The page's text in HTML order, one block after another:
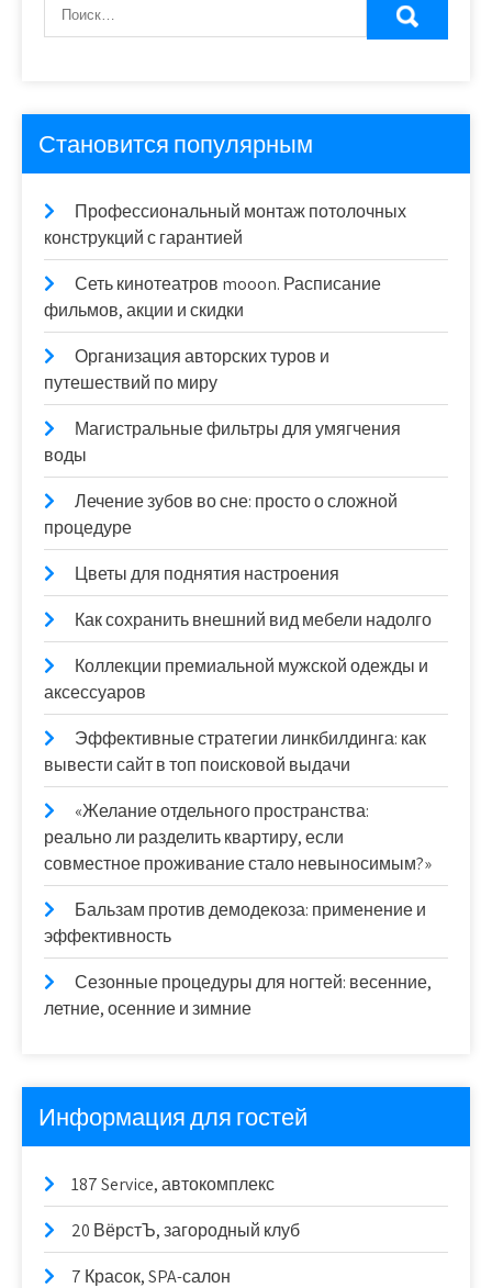
Становится популярным
Профессиональный монтаж потолочных
конструкций с гарантией
Сеть кинотеатров mooon. Расписание
фильмов, акции и скидки
Организация авторских туров и
путешествий по миру
Магистральные фильтры для умягчения
воды
Лечение зубов во сне: просто о сложной
процедуре
Цветы для поднятия настроения
Как сохранить внешний вид мебели надолго
Коллекции премиальной мужской одежды и
аксессуаров
Эффективные стратегии линкбилдинга: как
вывести сайт в топ поисковой выдачи
«Желание отдельного пространства:
реально ли разделить квартиру, если
совместное проживание стало невыносимым?»
Бальзам против демодекоза: применение и
эффективность
Сезонные процедуры для ногтей: весенние,
летние, осенние и зимние
Информация для гостей
187 Service, автокомплекс
20 ВёрстЪ, загородный клуб
7 Красок, SPA-салон